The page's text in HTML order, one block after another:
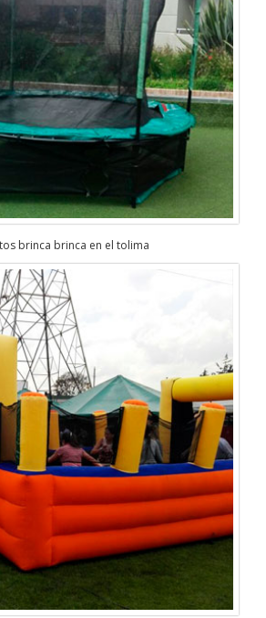
brinca brinca en el tolima